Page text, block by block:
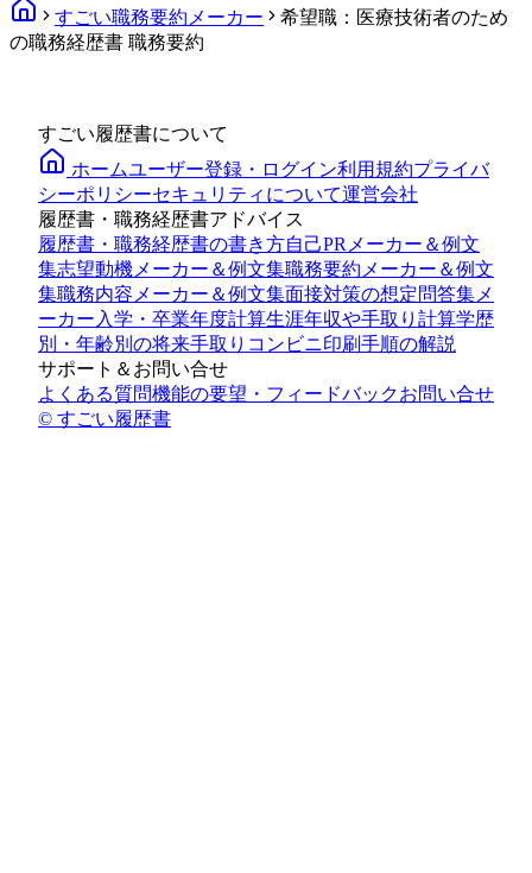
すごい職務要約メーカー
希望職：医療技術者のため
の職務経歴書 職務要約
すごい履歴書について
ホームユーザー登録・ログイン利用規約プライバ
シーポリシーセキュリティについて運営会社
履歴書・職務経歴書アドバイス
履歴書・職務経歴書の書き方自己PRメーカー＆例文
集志望動機メーカー＆例文集職務要約メーカー＆例文
集職務内容メーカー＆例文集面接対策の想定問答集メ
ーカー入学・卒業年度計算生涯年収や手取り計算学歴
別・年齢別の将来手取り コンビニ印刷手順の解説
サポート＆お問い合せ
よくある質問機能の要望・フィードバックお問い合せ
© すごい履歴書